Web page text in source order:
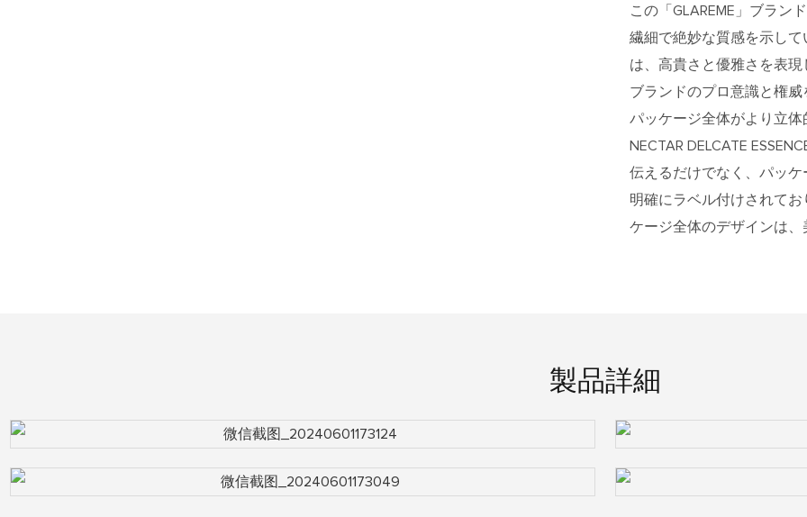
この「GLAREME」ブラン
繊細で絶妙な質感を示し
は、高貴さと優雅さを表現
ブランドのプロ意識と権威
パッケージ全体がより立体
NECTAR DELCATE
伝えるだけでなく、パッ
明確にラベル付けされて
ケージ全体のデザインは、
製品詳細